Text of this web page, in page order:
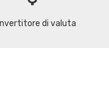
di valuta